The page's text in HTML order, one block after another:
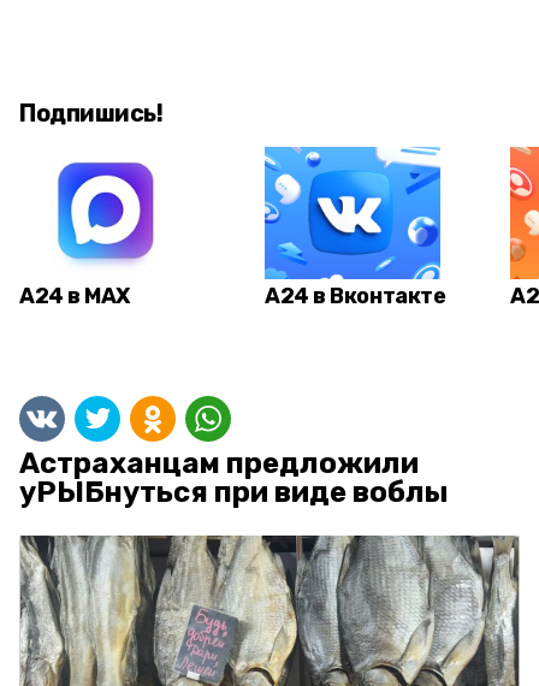
Подпишись!
А24 в MAX А24 в Вконтакте
Астраханцам предложили
уРЫБнуться при виде воблы